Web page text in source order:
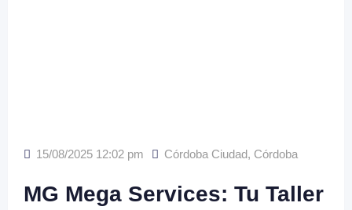
15/08/2025 12:02 pm Córdoba Ciudad, Córdoba
MG Mega Services: Tu Taller